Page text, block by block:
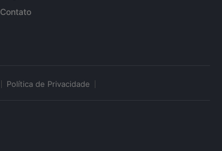
Contato
Política de Privacidade